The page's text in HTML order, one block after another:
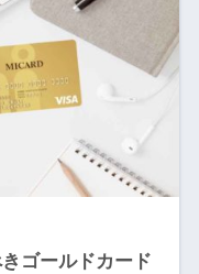
ゴールドカード